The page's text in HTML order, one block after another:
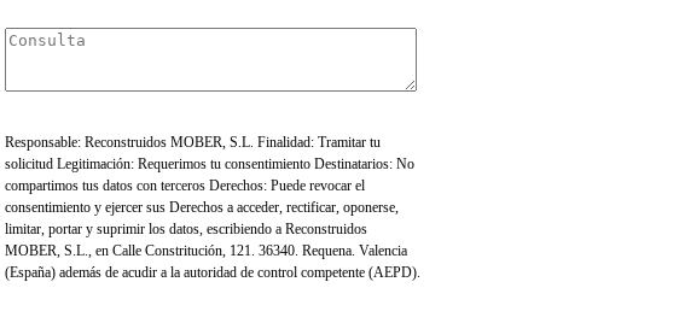
Responsable: Reconstruidos MOBER, S.L. Finalidad: Tramitar tu
solicitud Legitimación: Requerimos tu consentimiento Destinatarios: No
compartimos tus datos con terceros Derechos: Puede revocar el
consentimiento y ejercer sus Derechos a acceder, rectificar, oponerse,
limitar, portar y suprimir los datos, escribiendo a Reconstruidos
MOBER, S.L., en Calle Constritución, 121. 36340. Requena. Valencia
(España) además de acudir a la autoridad de control competente (AEPD).